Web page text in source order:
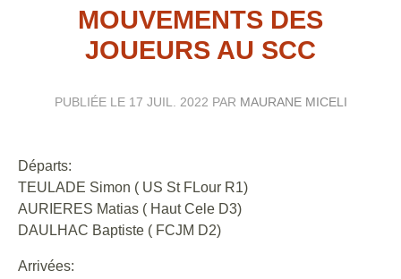
MOUVEMENTS DES
JOUEURS AU SCC
PUBLIÉE LE 17 JUIL. 2022 PAR MAURANE MICELI
Départs:
TEULADE Simon ( US St FLour R1)
AURIERES Matias ( Haut Cele D3)
DAULHAC Baptiste ( FCJM D2)
Arrivées: